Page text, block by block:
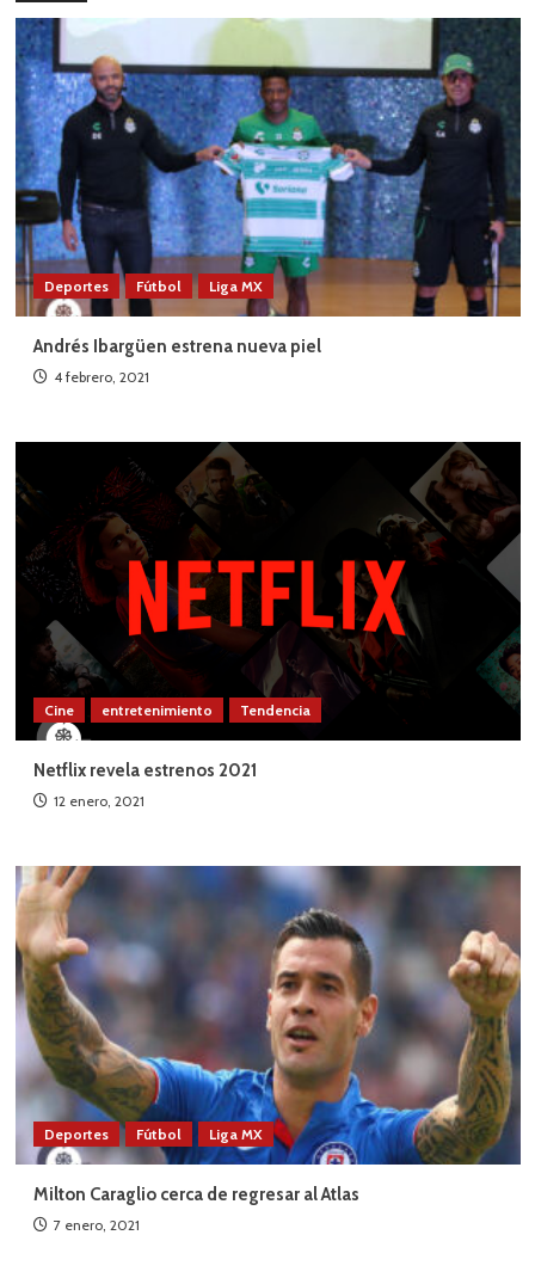
Deportes Fútbol Liga MX
Andrés Ibargüen estrena nueva piel
4 febrero, 2021
Cine entretenimiento Tendencia
Netflix revela estrenos 2021
12 enero, 2021
Deportes Fútbol Liga MX
Milton Caraglio cerca de regresar al Atlas
7 enero, 2021